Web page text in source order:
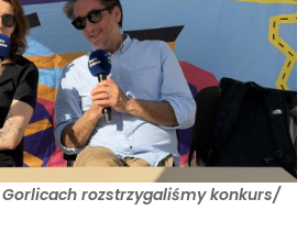
rozstrzygaliśmy konkurs/